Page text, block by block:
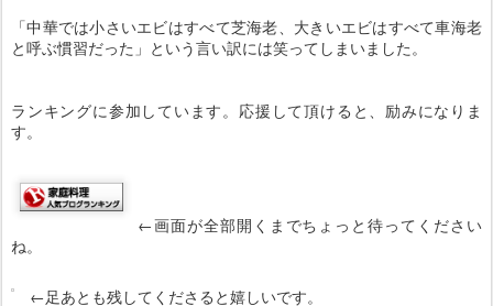
「中華では小さいエビはすべて芝海老、大きいエビはすべて車海老
と呼ぶ慣習だった」という言い訳には笑ってしまいました。
ランキングに参加しています。応援して頂けると、励みになりま
す。
←画面が全部開くまでちょっと待ってください
ね。
←足あとも残してくださると嬉しいです。